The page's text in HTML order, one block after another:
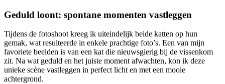
Geduld loont: spontane momenten vastleggen
Tijdens de fotoshoot kreeg ik uiteindelijk beide katten op hun
gemak, wat resulteerde in enkele prachtige foto’s. Een van mijn
favoriete beelden is van een kat die nieuwsgierig bij de vissenkom
zit. Na wat geduld en het juiste moment afwachten, kon ik deze
unieke scène vastleggen in perfect licht en met een mooie
achtergrond.